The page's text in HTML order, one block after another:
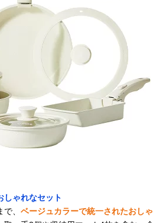
しゃれなセット
、 ベージュカラーで統一されたおしゃ